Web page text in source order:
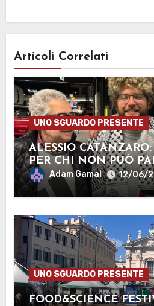
Articoli Correlati
UNO SGUARDO PRESENTE
ALESSIO CATANZARO:
PER CHI NON PUÒ
Adam Gamal 12/06/
UNO SGUARDO PRESENTE
FOOD&SCIENCE